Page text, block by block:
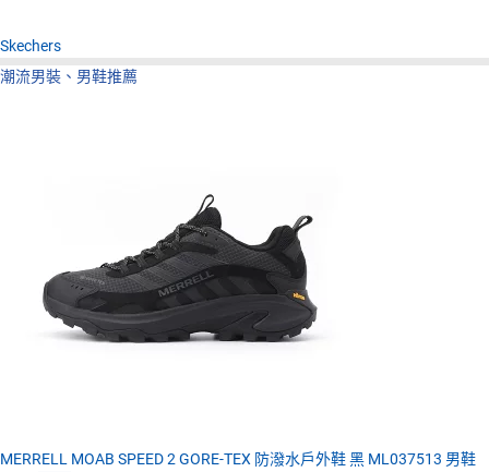
Skechers
潮流男裝、男鞋推薦
MERRELL MOAB SPEED 2 GORE-TEX 防潑水戶外鞋 黑 ML037513 男鞋